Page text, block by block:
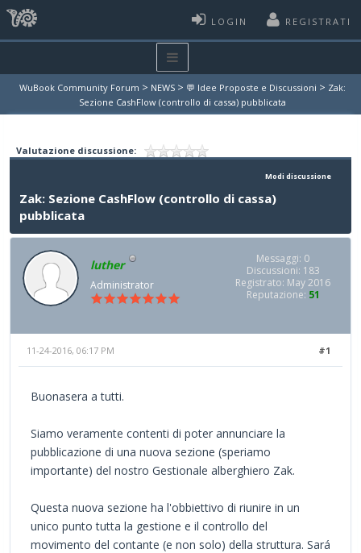
LOGIN REGISTRATI
WuBook Community Forum > NEWS > 💬 Idee Proposte e Discussioni > Zak:
Sezione CashFlow (controllo di cassa) pubblicata
Valutazione discussione:
Modi discussione
Zak: Sezione CashFlow (controllo di cassa)
pubblicata
luther
Administrator
Messaggi: 0
Discussioni: 183
Registrato: May 2016
Reputazione: 51
#1
11-24-2016, 06:17 PM
Buonasera a tutti.
Siamo veramente contenti di poter annunciare la
pubblicazione di una nuova sezione (speriamo
importante) del nostro Gestionale alberghiero Zak.
Questa nuova sezione ha l'obbiettivo di riunire in un
unico punto tutta la gestione e il controllo del
movimento del contante (e non solo) della struttura. Sará